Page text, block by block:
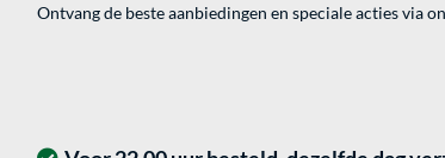
Ontvang de beste aanbiedingen en speciale acties via